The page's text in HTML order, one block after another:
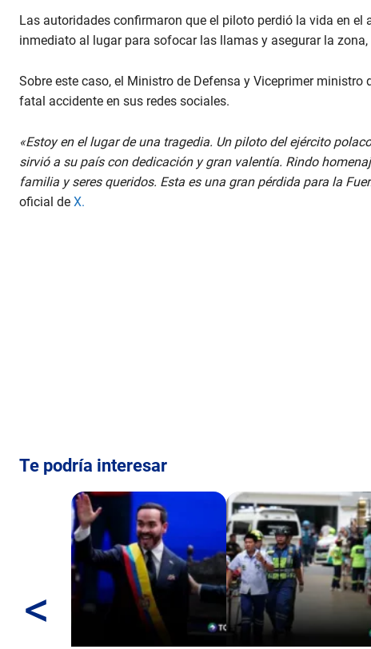
Las autoridades confirmaron que el piloto perdió la vida en el
inmediato al lugar para sofocar las llamas y asegurar la
Sobre este caso, el Ministro de Defensa y Viceprimer ministro
fatal accidente en sus redes sociales.
«Estoy en el lugar de una tragedia. Un piloto del ejército
sirvió a su país con dedicación y gran valentía. Rindo
familia y seres queridos. Esta es una gran pérdida para la
oficial de X.
Te podría interesar
<